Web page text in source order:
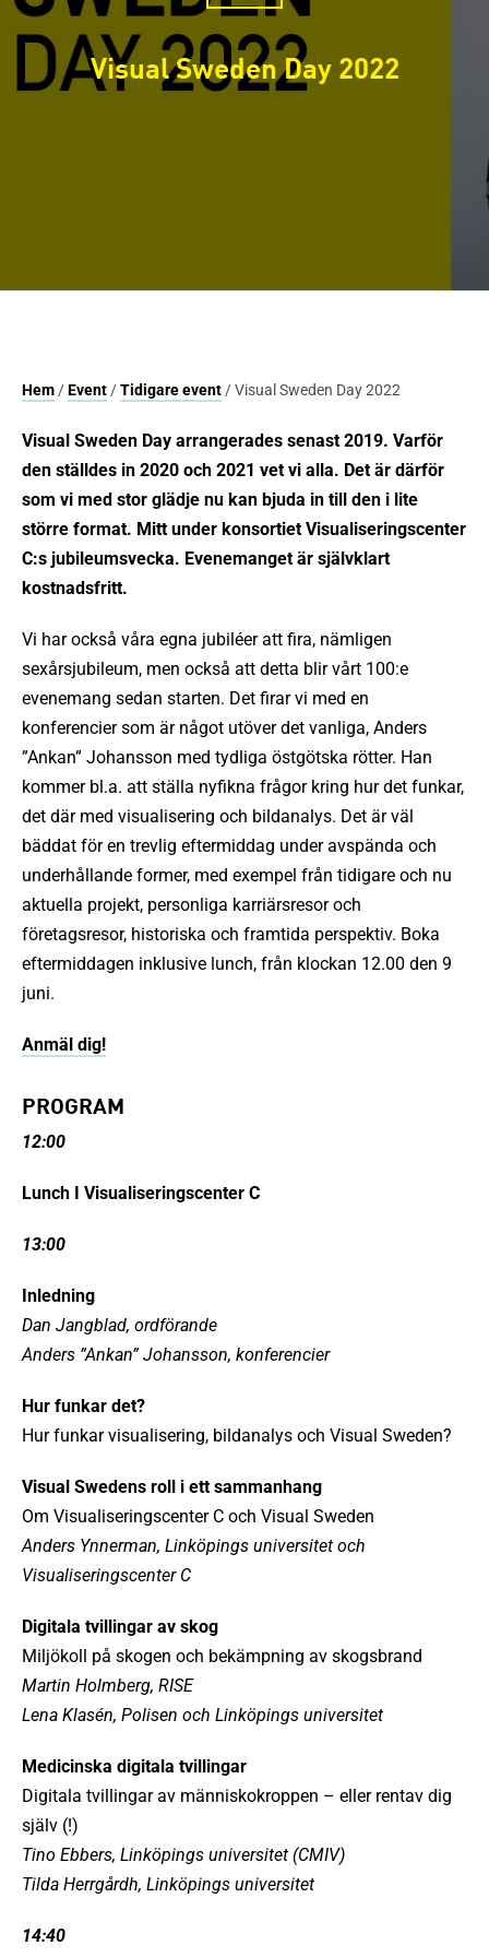
Visual Sweden Day 2022
Hem/Event/Tidigare event/ Visual Sweden Day 2022
Visual Sweden Day arrangerades senast 2019. Varför
den ställdes in 2020 och 2021 vet vi alla. Det är därför
som vi med stor glädje nu kan bjuda in till den i lite
större format. Mitt under konsortiet Visualiseringscenter
C:s jubileumsvecka. Evenemanget är självklart
kostnadsfritt.
Vi har också våra egna jubiléer att fira, nämligen
sexårsjubileum, men också att detta blir vårt 100:e
evenemang sedan starten. Det firar vi med en
konferencier som är något utöver det vanliga, Anders
”Ankan” Johansson med tydliga östgötska rötter. Han
kommer bl.a. att ställa nyfikna frågor kring hur det funkar,
det där med visualisering och bildanalys. Det är väl
bäddat för en trevlig eftermiddag under avspända och
underhållande former, med exempel från tidigare och nu
aktuella projekt, personliga karriärsresor och
företagsresor, historiska och framtida perspektiv. Boka
eftermiddagen inklusive lunch, från klockan 12.00 den 9
juni.
Anmäl dig!
PROGRAM
12:00
Lunch I Visualiseringscenter C
13:00
Inledning
Dan Jangblad, ordförande
Anders ”Ankan” Johansson, konferencier
Hur funkar det?
Hur funkar visualisering, bildanalys och Visual Sweden?
Visual Swedens roll i ett sammanhang
Om Visualiseringscenter C och Visual Sweden
Anders Ynnerman, Linköpings universitet och
Visualiseringscenter C
Digitala tvillingar av skog
Miljökoll på skogen och bekämpning av skogsbrand
Martin Holmberg, RISE
Lena Klasén, Polisen och Linköpings universitet
Medicinska digitala tvillingar
Digitala tvillingar av människokroppen – eller rentav dig
själv (!)
Tino Ebbers, Linköpings universitet (CMIV)
Tilda Herrgårdh, Linköpings universitet
14:40